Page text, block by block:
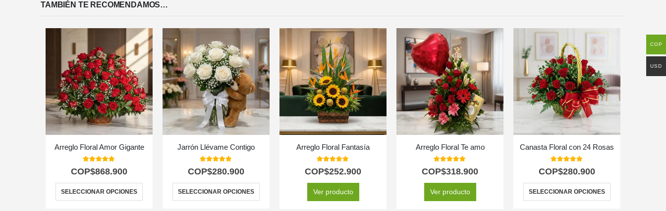
TAMBIÉN TE RECOMENDAMOS…
Arreglo Floral Amor Gigante
5.00
COP$868.900
SELECCIONAR OPCIONES
Jarrón Llévame Contigo
5.00
COP$280.900
SELECCIONAR OPCIONES
Arreglo Floral Fantasía
5.00
COP$252.900
Ver producto
Arreglo Floral Te amo
5.00
COP$318.900
Ver producto
Canasta Floral con 24 Rosas
5.00
COP$280.900
SELECCIONAR OPCIONES
COP
USD